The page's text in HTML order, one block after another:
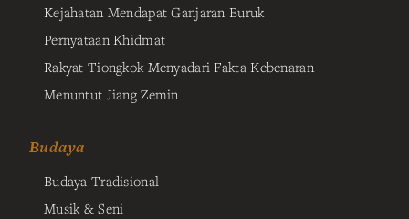
Kejahatan Mendapat Ganjaran Buruk
Pernyataan Khidmat
Rakyat Tiongkok Menyadari Fakta Kebenaran
Menuntut Jiang Zemin
Budaya
Budaya Tradisional
Musik & Seni